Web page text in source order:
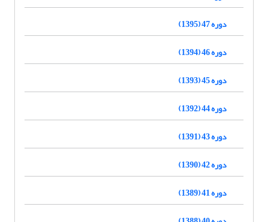
دوره 47 (1395)
دوره 46 (1394)
دوره 45 (1393)
دوره 44 (1392)
دوره 43 (1391)
دوره 42 (1390)
دوره 41 (1389)